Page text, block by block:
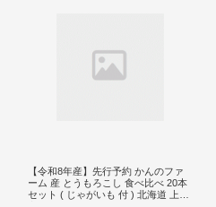
【令和8年産】先行予約 かんのファ
ーム 産 とうもろこし 食べ比べ 20本
セット ( じゃがいも 付 ) 北海道 上富